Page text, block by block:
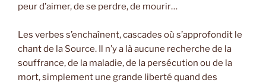
peur d’aimer, de se perdre, de mourir…
Les verbes s’enchaînent, cascades où s’approfondit le
chant de la Source. Il n’y a là aucune recherche de la
souffrance, de la maladie, de la persécution ou de la
mort, simplement une grande liberté quand des